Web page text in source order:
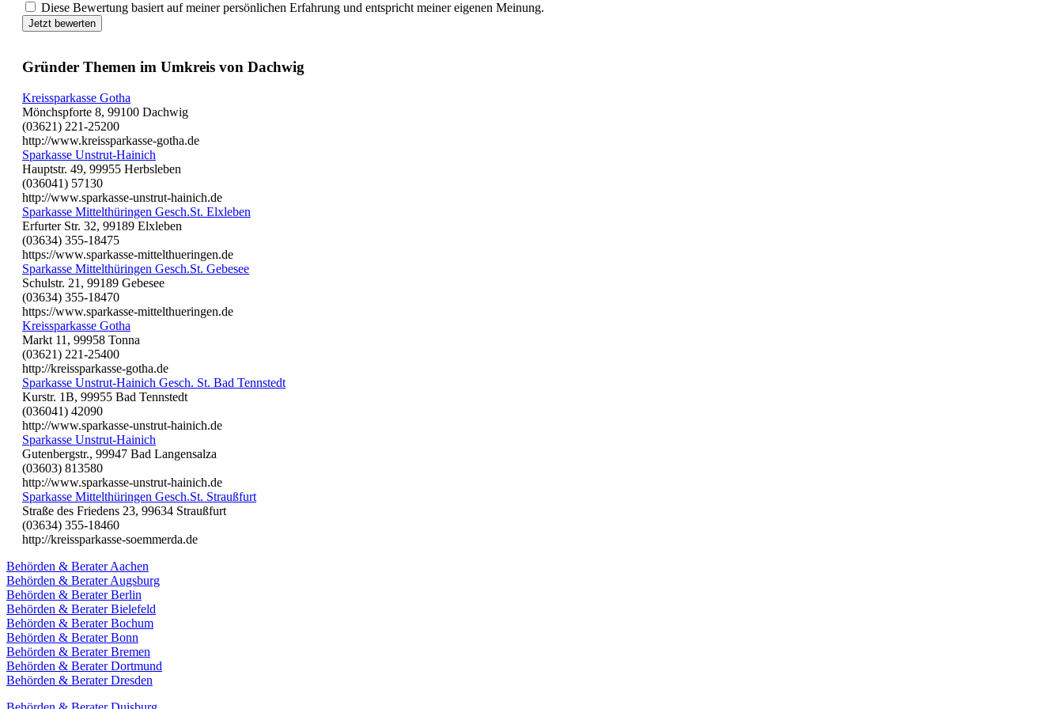
Diese Bewertung basiert auf meiner persönlichen Erfahrung und entspricht meiner eigenen Meinung.
Jetzt bewerten
Gründer Themen im Umkreis von Dachwig
Kreissparkasse Gotha
Mönchspforte 8, 99100 Dachwig
(03621) 221-25200
http://www.kreissparkasse-gotha.de
Sparkasse Unstrut-Hainich
Hauptstr. 49, 99955 Herbsleben
(036041) 57130
http://www.sparkasse-unstrut-hainich.de
Sparkasse Mittelthüringen Gesch.St. Elxleben
Erfurter Str. 32, 99189 Elxleben
(03634) 355-18475
https://www.sparkasse-mittelthueringen.de
Sparkasse Mittelthüringen Gesch.St. Gebesee
Schulstr. 21, 99189 Gebesee
(03634) 355-18470
https://www.sparkasse-mittelthueringen.de
Kreissparkasse Gotha
Markt 11, 99958 Tonna
(03621) 221-25400
http://kreissparkasse-gotha.de
Sparkasse Unstrut-Hainich Gesch. St. Bad Tennstedt
Kurstr. 1B, 99955 Bad Tennstedt
(036041) 42090
http://www.sparkasse-unstrut-hainich.de
Sparkasse Unstrut-Hainich
Gutenbergstr., 99947 Bad Langensalza
(03603) 813580
http://www.sparkasse-unstrut-hainich.de
Sparkasse Mittelthüringen Gesch.St. Straußfurt
Straße des Friedens 23, 99634 Straußfurt
(03634) 355-18460
http://kreissparkasse-soemmerda.de
Behörden & Berater Aachen
Behörden & Berater Augsburg
Behörden & Berater Berlin
Behörden & Berater Bielefeld
Behörden & Berater Bochum
Behörden & Berater Bonn
Behörden & Berater Bremen
Behörden & Berater Dortmund
Behörden & Berater Dresden